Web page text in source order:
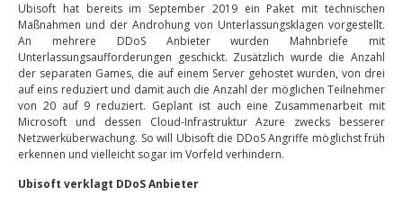
Ubisoft hat bereits im September 2019 ein Paket mit technischen
Maßnahmen und der Androhung von Unterlassungsklagen vorgestellt.
An mehrere DDoS Anbieter wurden Mahnbriefe mit
Unterlassungsaufforderungen geschickt. Zusätzlich wurde die Anzahl
der separaten Games, die auf einem Server gehostet wurden, von drei
auf eins reduziert und damit auch die Anzahl der möglichen Teilnehmer
von 20 auf 9 reduziert. Geplant ist auch eine Zusammenarbeit mit
Microsoft und dessen Cloud-Infrastruktur Azure zwecks besserer
Netzwerküberwachung. So will Ubisoft die DDoS Angriffe möglichst früh
erkennen und vielleicht sogar im Vorfeld verhindern.
Ubisoft verklagt DDoS Anbieter